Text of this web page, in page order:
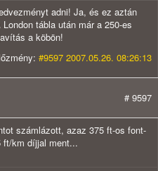
adni! Ja, és ez aztán
tábla után már a 250-es
a köbön!
#9597 2007.05.26. 08:26:13
# 9597
számlázott, azaz 375 ft-os font-
ft/km díjjal ment...